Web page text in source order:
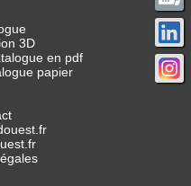
3D
en pdf
papier